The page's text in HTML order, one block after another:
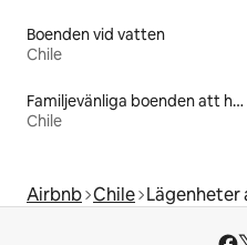
Boenden vid vatten
Chile
Familjevänliga boenden att hyra
Chile
Airbnb Chile Lägenheter